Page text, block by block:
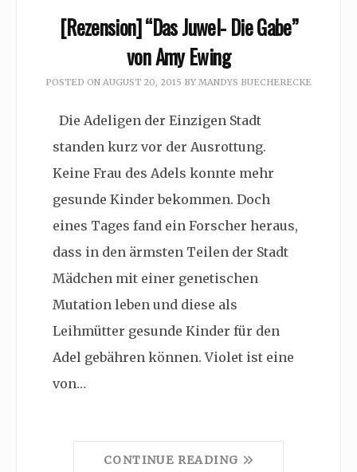
[Rezension] “Das Juwel- Die Gabe”
von Amy Ewing
POSTED ON AUGUST 20, 2015 BY MANDYS BUECHERECKE
Die Adeligen der Einzigen Stadt
standen kurz vor der Ausrottung.
Keine Frau des Adels konnte mehr
gesunde Kinder bekommen. Doch
eines Tages fand ein Forscher heraus,
dass in den ärmsten Teilen der Stadt
Mädchen mit einer genetischen
Mutation leben und diese als
Leihmütter gesunde Kinder für den
Adel gebähren können. Violet ist eine
von…
CONTINUE READING